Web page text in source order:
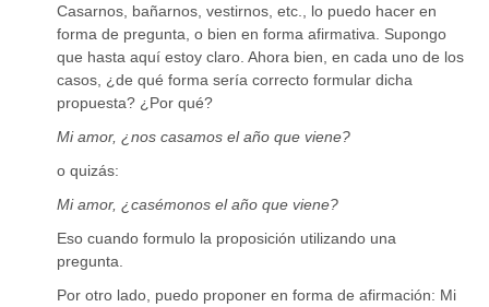
Casarnos, bañarnos, vestirnos, etc., lo puedo hacer en
forma de pregunta, o bien en forma afirmativa. Supongo
que hasta aquí estoy claro. Ahora bien, en cada uno de los
casos, ¿de qué forma sería correcto formular dicha
propuesta? ¿Por qué?
Mi amor, ¿nos casamos el año que viene?
o quizás:
Mi amor, ¿casémonos el año que viene?
Eso cuando formulo la proposición utilizando una
pregunta.
Por otro lado, puedo proponer en forma de afirmación: Mi